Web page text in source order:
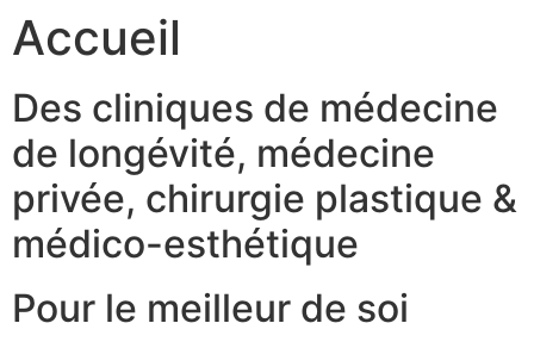
Passer
auAccueil
Des cliniques de médecine
de longévité, médecine
privée, chirurgie plastique &
médico-esthétique
Pour le meilleur de soi